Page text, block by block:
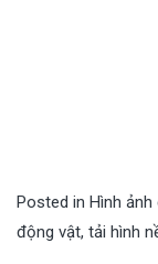
Posted in Hình ảnh
động vật, tải hình